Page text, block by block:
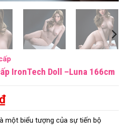
IronTech Doll –Luna 166cm
một biểu tượng của sự tiến bộ